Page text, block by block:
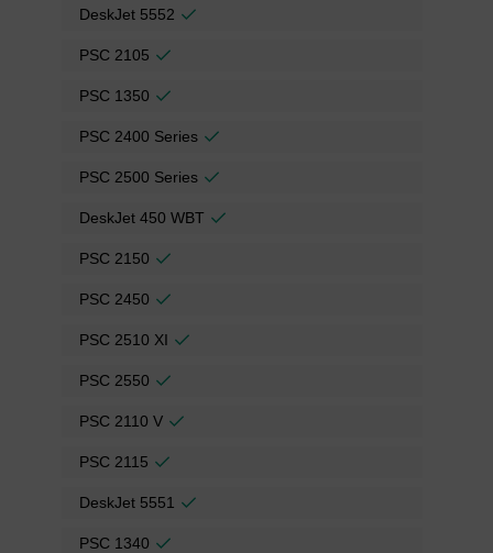
DeskJet 5552
PSC 2105
PSC 1350
PSC 2400 Series
PSC 2500 Series
DeskJet 450 WBT
PSC 2150
PSC 2450
PSC 2510 XI
PSC 2550
PSC 2110 V
PSC 2115
DeskJet 5551
PSC 1340